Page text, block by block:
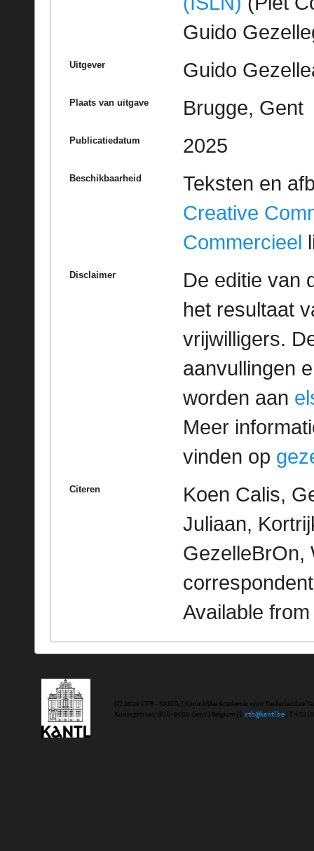
Guido
Uitgever Guido
Plaats van uitgave Brugge, Gent
Publicatiedatum 2025
Beschikbaarheid
Teksten en
Creative
Commercieel
Disclaimer
De editie van
het resultaat
vrijwilligers.
aanvullingen
worden aan
Meer
vinden op
Citeren
Koen Calis,
Juliaan,
GezelleBrOn,
Available
(C) 2020 CTB - KANTL | Koninklijke Academie voor Nederlandse
Koningstraat 18 | b-9000 Gent | Belgium | E ctb@kantl.be | T +32